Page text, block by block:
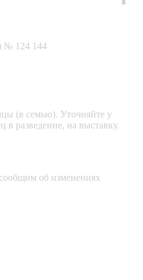
№ 124 144
(в семью). Уточняйте у
в разведение, на выставку.
об изменениях